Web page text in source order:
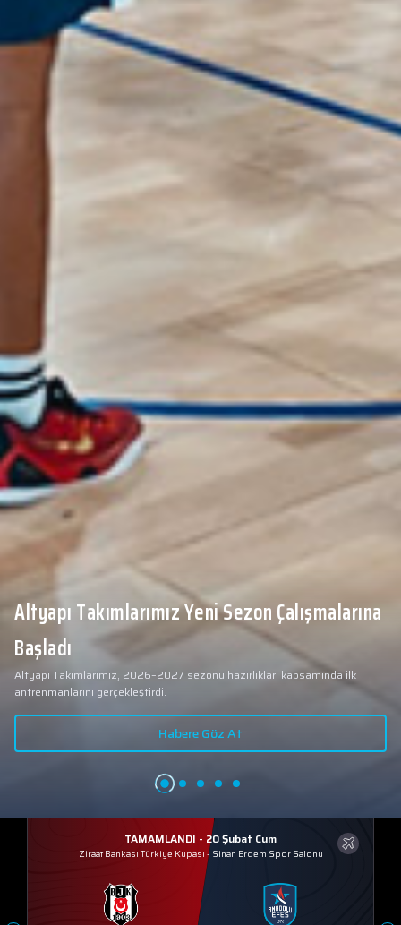
Altyapı Takımlarımız Yeni Sezon Çalışmalarına
Başladı
Altyapı Takımlarımız, 2026–2027 sezonu hazırlıkları kapsamında ilk
antrenmanlarını gerçekleştirdi.
Habere Göz At
TAMAMLANDI - 20 Şubat Cum
Ziraat Bankası Türkiye Kupası - Sinan Erdem Spor Salonu